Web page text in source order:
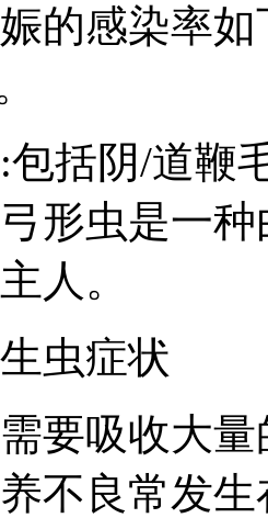
感染率如
阴/道鞭毛
形虫是一
人。
虫症状
吸收大量
不良常发